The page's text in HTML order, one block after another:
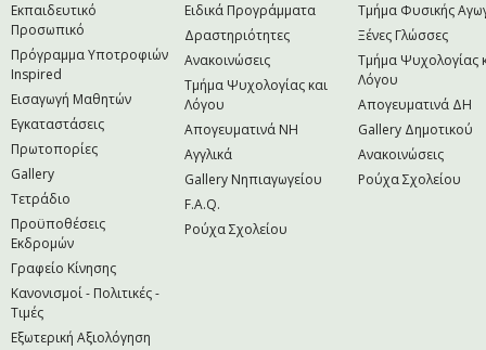
Εκπαιδευτικό
Προσωπικό
Πρόγραμμα Υποτροφιών
Inspired
Εισαγωγή Μαθητών
Εγκαταστάσεις
Πρωτοπορίες
Gallery
Τετράδιο
Προϋποθέσεις
Εκδρομών
Γραφείο Κίνησης
Κανονισμοί - Πολιτικές -
Τιμές
Εξωτερική Αξιολόγηση
Ειδικά Προγράμματα
Δραστηριότητες
Ανακοινώσεις
Τμήμα Ψυχολογίας και
Λόγου
Απογευματινά NH
Αγγλικά
Gallery Νηπιαγωγείου
F.A.Q.
Ρούχα Σχολείου
Τμήμα Φυσικής
Ξένες Γλώσσες
Τμήμα Ψυχολογίας
Λόγου
Απογευματινά ΔΗ
Gallery Δημοτικού
Ανακοινώσεις
Ρούχα Σχολείου